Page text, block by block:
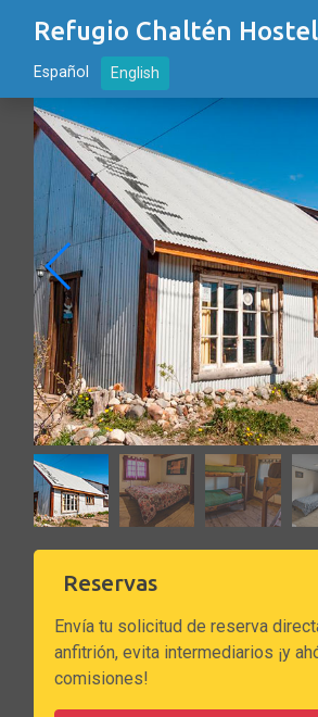
Refugio Chaltén Hostel
Español English
Reservas
Envía tu solicitud de reserva
anfitrión, evita intermediarios ¡y
comisiones!